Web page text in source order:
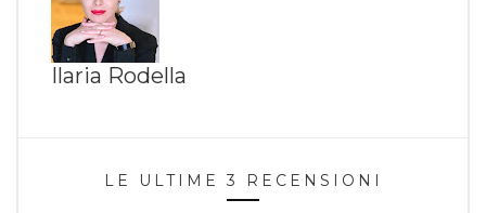
Ilaria Rodella
LE ULTIME 3 RECENSIONI